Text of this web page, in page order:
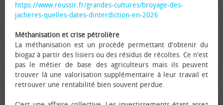
https://www.reussir.fr/grandes-cultures/broyage-des-
jacheres-quelles-dates-dinterdiction-en-2026
Méthanisation et crise pétrolière
La méthanisation est un procédé permettant d'obtenir du
biogaz à partir des lisiers ou des résidus de récoltes. Ce n'est
pas le métier de base des agriculteurs mais ils peuvent
trouver là une valorisation supplémentaire à leur travail et
retrouver une rentabilité bien souvent perdue.